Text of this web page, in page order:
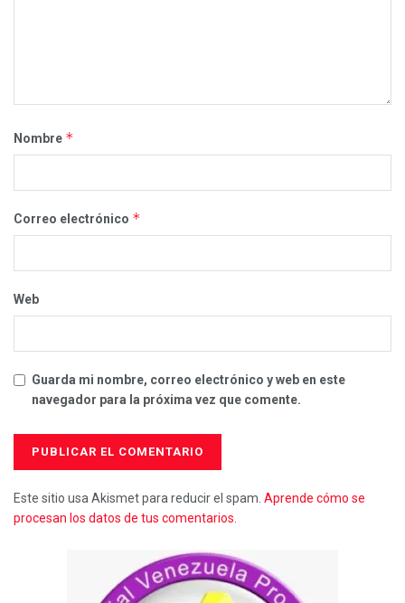
Nombre *
Correo electrónico *
Web
Guarda mi nombre, correo electrónico y web en este
navegador para la próxima vez que comente.
Este sitio usa Akismet para reducir el spam. Aprende cómo se
procesan los datos de tus comentarios.